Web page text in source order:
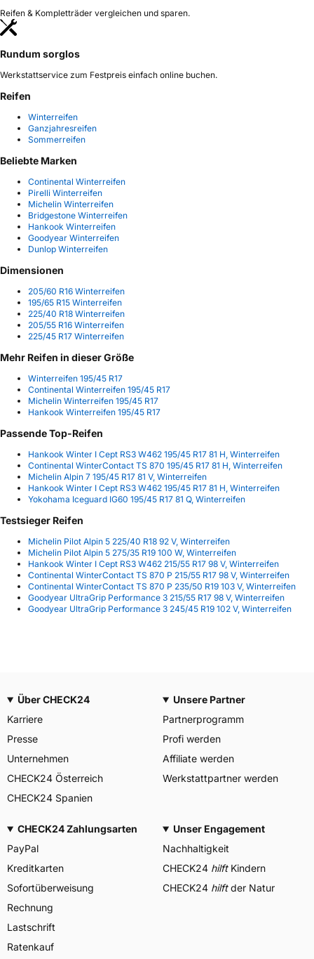
Reifen & Kompletträder vergleichen und sparen.
Rundum sorglos
Werkstattservice zum Festpreis einfach online buchen.
Reifen
Winterreifen
Ganzjahresreifen
Sommerreifen
Beliebte Marken
Continental Winterreifen
Pirelli Winterreifen
Michelin Winterreifen
Bridgestone Winterreifen
Hankook Winterreifen
Goodyear Winterreifen
Dunlop Winterreifen
Dimensionen
205/60 R16 Winterreifen
195/65 R15 Winterreifen
225/40 R18 Winterreifen
205/55 R16 Winterreifen
225/45 R17 Winterreifen
Mehr Reifen in dieser Größe
Winterreifen 195/45 R17
Continental Winterreifen 195/45 R17
Michelin Winterreifen 195/45 R17
Hankook Winterreifen 195/45 R17
Passende Top-Reifen
Hankook Winter I Cept RS3 W462 195/45 R17 81 H, Winterreifen
Continental WinterContact TS 870 195/45 R17 81 H, Winterreifen
Michelin Alpin 7 195/45 R17 81 V, Winterreifen
Hankook Winter I Cept RS3 W462 195/45 R17 81 H, Winterreifen
Yokohama Iceguard IG60 195/45 R17 81 Q, Winterreifen
Testsieger Reifen
Michelin Pilot Alpin 5 225/40 R18 92 V, Winterreifen
Michelin Pilot Alpin 5 275/35 R19 100 W, Winterreifen
Hankook Winter I Cept RS3 W462 215/55 R17 98 V, Winterreifen
Continental WinterContact TS 870 P 215/55 R17 98 V, Winterreifen
Continental WinterContact TS 870 P 235/50 R19 103 V, Winterreifen
Goodyear UltraGrip Performance 3 215/55 R17 98 V, Winterreifen
Goodyear UltraGrip Performance 3 245/45 R19 102 V, Winterreifen
Über CHECK24
Karriere
Presse
Unternehmen
CHECK24 Österreich
CHECK24 Spanien
Unsere Partner
Partnerprogramm
Profi werden
Affiliate werden
Werkstattpartner werden
CHECK24 Zahlungsarten
PayPal
Kreditkarten
Sofortüberweisung
Rechnung
Lastschrift
Ratenkauf
Unser Engagement
Nachhaltigkeit
CHECK24 hilftKindern
CHECK24 hilftder Natur